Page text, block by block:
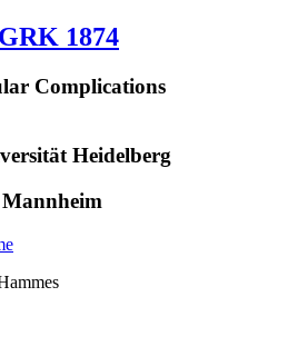
1874
Complications
Heidelberg